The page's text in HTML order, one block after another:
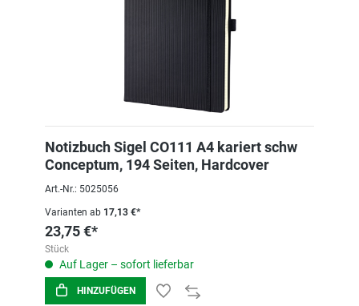
Notizbuch Sigel CO111 A4 kariert schw
Conceptum, 194 Seiten, Hardcover
Art.-Nr.: 5025056
Varianten ab 17,13 €*
23,75 €*
Stück
Auf Lager – sofort lieferbar
HINZUFÜGEN